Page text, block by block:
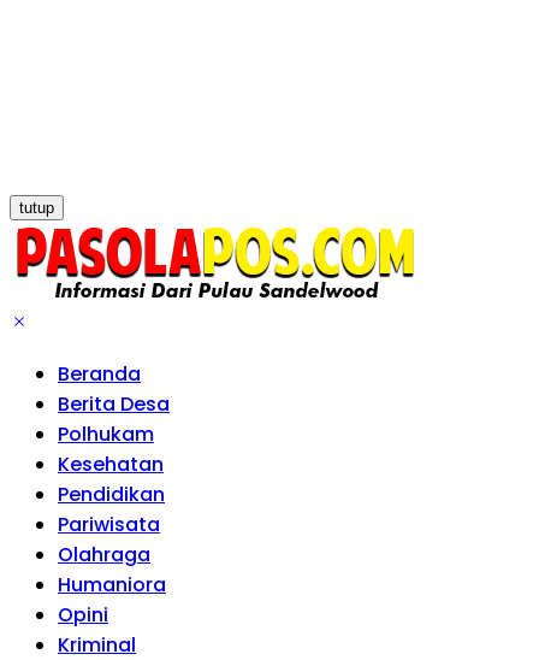
tutup
Beranda
Berita Desa
Polhukam
Kesehatan
Pendidikan
Pariwisata
Olahraga
Humaniora
Opini
Kriminal